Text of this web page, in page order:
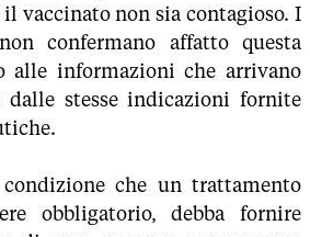
vaccinato non sia contagioso. I
confermano affatto questa
alle informazioni che arrivano
dalle stesse indicazioni fornite
che un trattamento
obbligatorio, debba fornire